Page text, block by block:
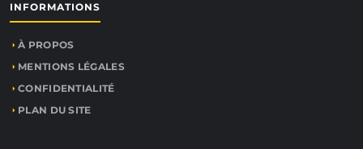
INFORMATIONS
À PROPOS
MENTIONS LÉGALES
CONFIDENTIALITÉ
PLAN DU SITE